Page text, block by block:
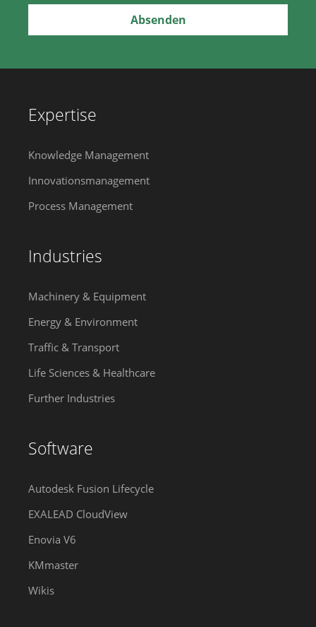
Expertise
Knowledge Management
Innovationsmanagement
Process Management
Industries
Machinery & Equipment
Energy & Environment
Traffic & Transport
Life Sciences & Healthcare
Further Industries
Software
Autodesk Fusion Lifecycle
EXALEAD CloudView
Enovia V6
KMmaster
Wikis